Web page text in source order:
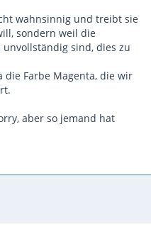
wahnsinnig und treibt sie
sondern weil die
sind, dies zu
Farbe Magenta, die wir
aber so jemand hat